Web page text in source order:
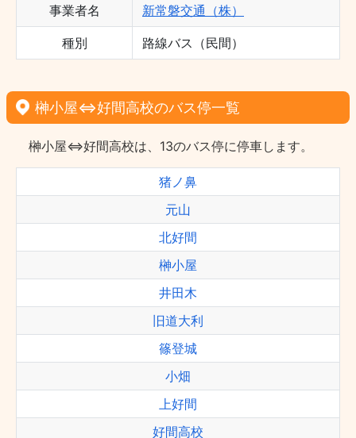
事業者名 新常磐交通（株）
種別 路線バス（民間）
榊小屋⇔好間高校のバス停一覧
榊小屋⇔好間高校は、13のバス停に停車します。
猪ノ鼻
元山
北好間
榊小屋
井田木
旧道大利
篠登城
小畑
上好間
好間高校